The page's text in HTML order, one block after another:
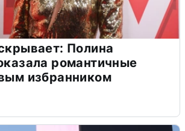
Полина
романтичные
избранником